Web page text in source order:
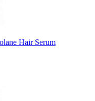
Hair Serum